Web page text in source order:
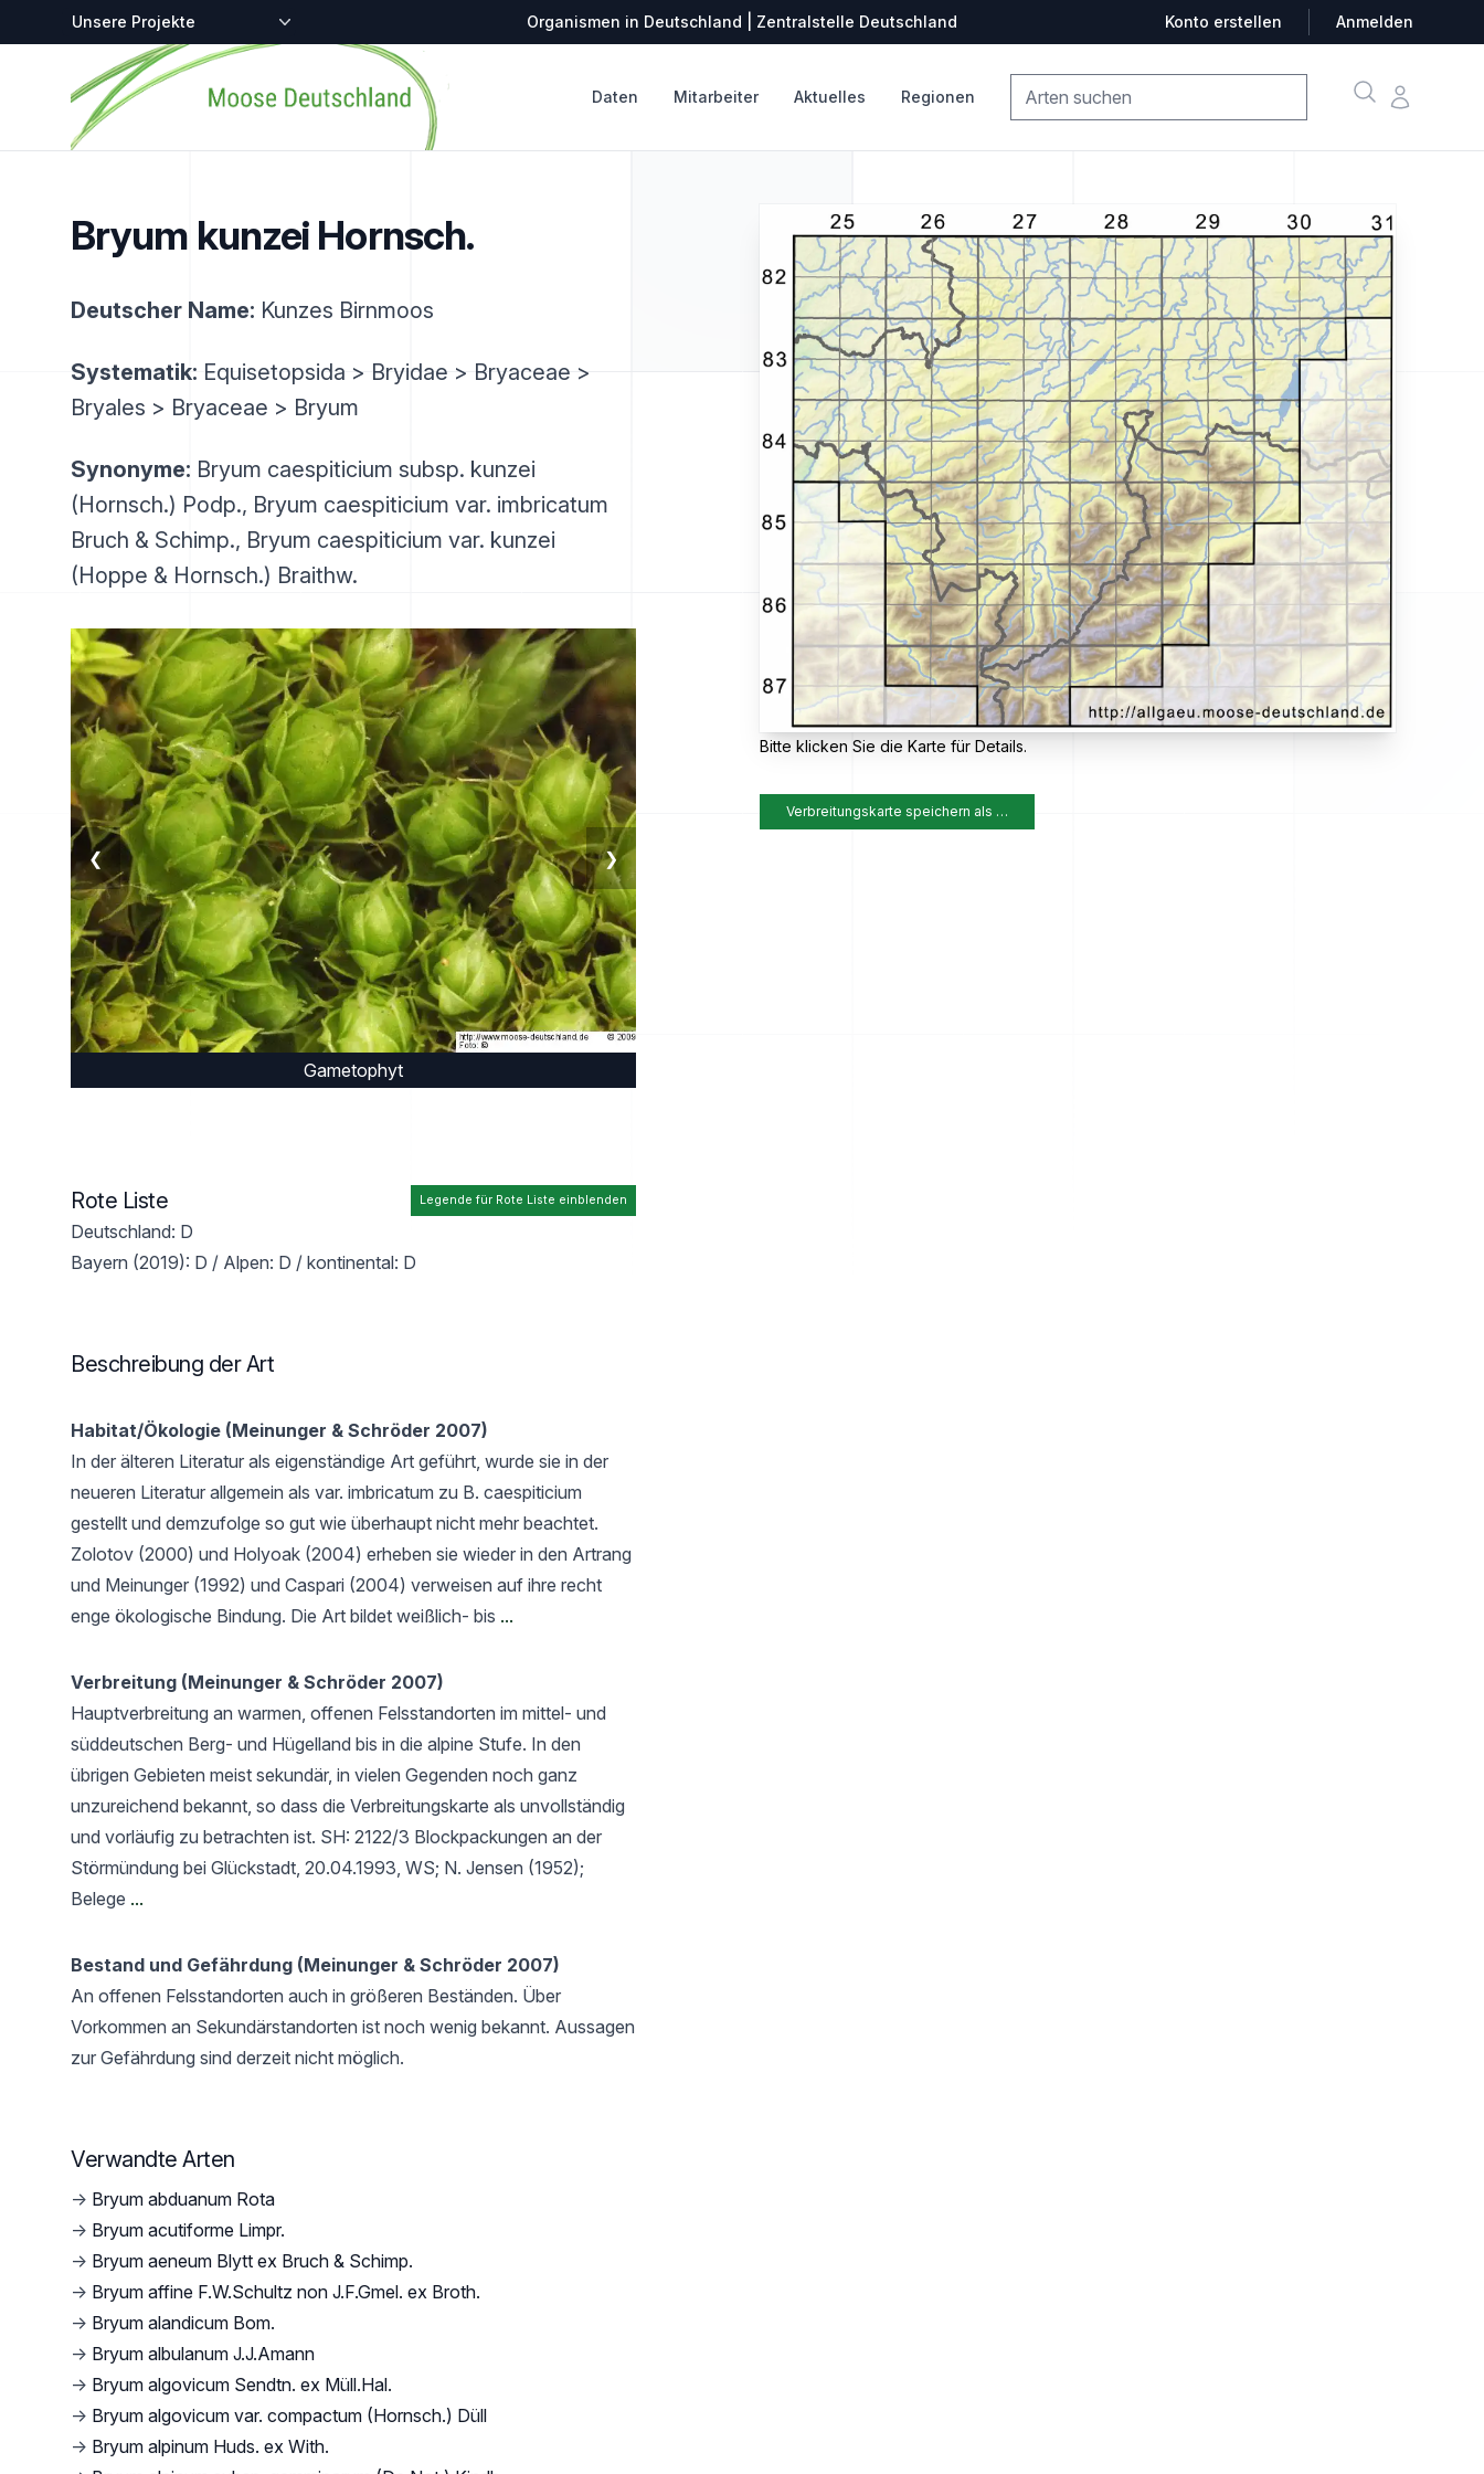
Zentralstellen-Projekte Organismen in Deutschland | Zentralstelle Deutschland Konto erstellen Anmelden
Startseite
Daten Mitarbeiter Aktuelles Regionen SucheKonto
Bryum kunzei Hornsch.
Deutscher Name: Kunzes Birnmoos
Systematik: Equisetopsida > Bryidae > Bryaceae >
Bryales > Bryaceae > Bryum
Synonyme: Bryum caespiticium subsp. kunzei
(Hornsch.) Podp., Bryum caespiticium var. imbricatum
Bruch & Schimp., Bryum caespiticium var. kunzei
(Hoppe & Hornsch.) Braithw.
Gametophyt
❮ ❯
Bitte klicken Sie die Karte für Details.
Verbreitungskarte speichern als …
Legende für Rote Liste einblenden
Rote Liste
Deutschland: D
Bayern (2019): D / Alpen: D / kontinental: D
Beschreibung der Art
Habitat/Ökologie (Meinunger & Schröder 2007)
In der älteren Literatur als eigenständige Art geführt, wurde sie in der
neueren Literatur allgemein als var. imbricatum zu B. caespiticium
gestellt und demzufolge so gut wie überhaupt nicht mehr beachtet.
Zolotov (2000) und Holyoak (2004) erheben sie wieder in den Artrang
und Meinunger (1992) und Caspari (2004) verweisen auf ihre recht
enge ökologische Bindung. Die Art bildet weißlich- bis ...
Verbreitung (Meinunger & Schröder 2007)
Hauptverbreitung an warmen, offenen Felsstandorten im mittel- und
süddeutschen Berg- und Hügelland bis in die alpine Stufe. In den
übrigen Gebieten meist sekundär, in vielen Gegenden noch ganz
unzureichend bekannt, so dass die Verbreitungskarte als unvollständig
und vorläufig zu betrachten ist. SH: 2122/3 Blockpackungen an der
Störmündung bei Glückstadt, 20.04.1993, WS; N. Jensen (1952);
Belege ...
Bestand und Gefährdung (Meinunger & Schröder 2007)
An offenen Felsstandorten auch in größeren Beständen. Über
Vorkommen an Sekundärstandorten ist noch wenig bekannt. Aussagen
zur Gefährdung sind derzeit nicht möglich.
Verwandte Arten
→ Bryum abduanum Rota
→ Bryum acutiforme Limpr.
→ Bryum aeneum Blytt ex Bruch & Schimp.
→ Bryum affine F.W.Schultz non J.F.Gmel. ex Broth.
→ Bryum alandicum Bom.
→ Bryum albulanum J.J.Amann
→ Bryum algovicum Sendtn. ex Müll.Hal.
→ Bryum algovicum var. compactum (Hornsch.) Düll
→ Bryum alpinum Huds. ex With.